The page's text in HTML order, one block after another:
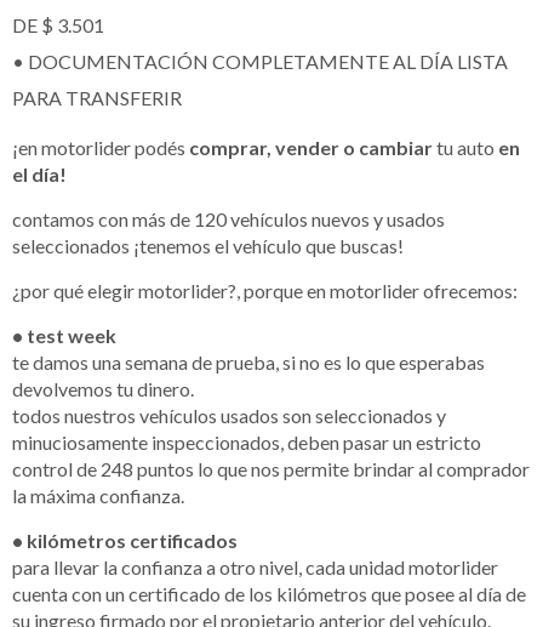
DE $ 3.501
• DOCUMENTACIÓN COMPLETAMENTE AL DÍA LISTA
PARA TRANSFERIR
¡en motorlider podés comprar, vender o cambiartu auto en
el día!
contamos con más de 120 vehículos nuevos y usados
seleccionados ¡tenemos el vehículo que buscas!
¿por qué elegir motorlider?, porque en motorlider ofrecemos:
• test week
te damos una semana de prueba, si no es lo que esperabas
devolvemos tu dinero.
todos nuestros vehículos usados son seleccionados y
minuciosamente inspeccionados, deben pasar un estricto
control de 248 puntos lo que nos permite brindar al comprador
la máxima confianza.
• kilómetros certificados
para llevar la confianza a otro nivel, cada unidad motorlider
cuenta con un certificado de los kilómetros que posee al día de
su ingreso firmado por el propietario anterior del vehículo.